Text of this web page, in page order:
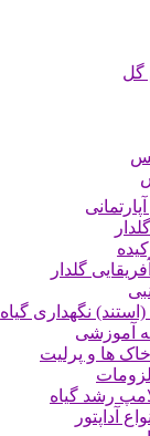
گل
گلدار
نگهداری گیاه
آموزشی
ها و پرلیت
رشد گیاه
انواع آداپتور